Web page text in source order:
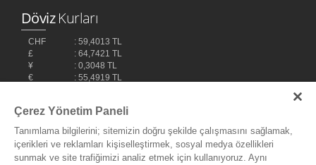
DövizKurları
CHF
: 59,4013 TL
£
: 64,7421 TL
¥
: 0,3048 TL
€
: 55,4919 TL
Çerez Yönetim Paneli
Tanımlama bilgilerini; sitemizin doğru şekilde çalışmasını sağlamak,
içerikleri ve reklamları kişiselleştirmek, sosyal medya özellikleri
sunmak ve site trafiğimizi analiz etmek için kullanıyoruz. Aynı